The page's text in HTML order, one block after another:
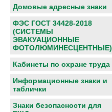
Домовые адресные знаки
ФЭС ГОСТ 34428-2018
(СИСТЕМЫ
ЭВАКУАЦИОННЫЕ
ФОТОЛЮМИНЕСЦЕНТНЫЕ)
Кабинеты по охране труда
Информационные знаки и
таблички
Знаки безопасности для